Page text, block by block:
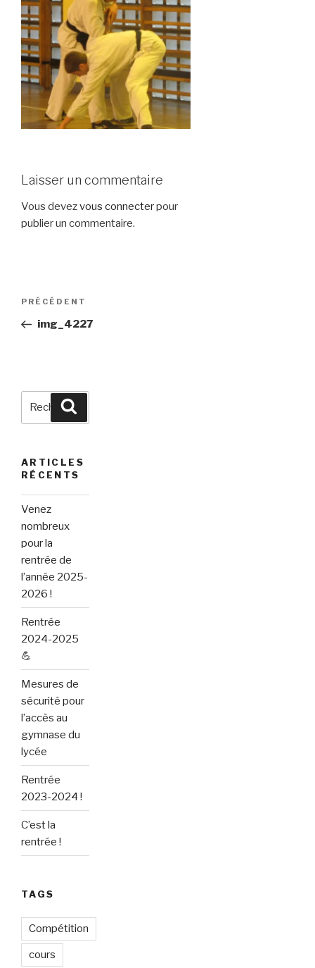
Laisser un commentaire
Vous devezvous connecterpour
publier un commentaire.
Navigation
l’article
Article
précédent
PRÉCÉDENT
img_4227
Recherche
ARTICLES
RÉCENTS
Venez
nombreux
pour la
rentrée de
l’année 2025-
2026 !
Rentrée
2024-2025
💪
Mesures de
sécurité pour
l’accès au
gymnase du
lycée
Rentrée
2023-2024 !
C’est la
rentrée !
TAGS
Compétition
cours